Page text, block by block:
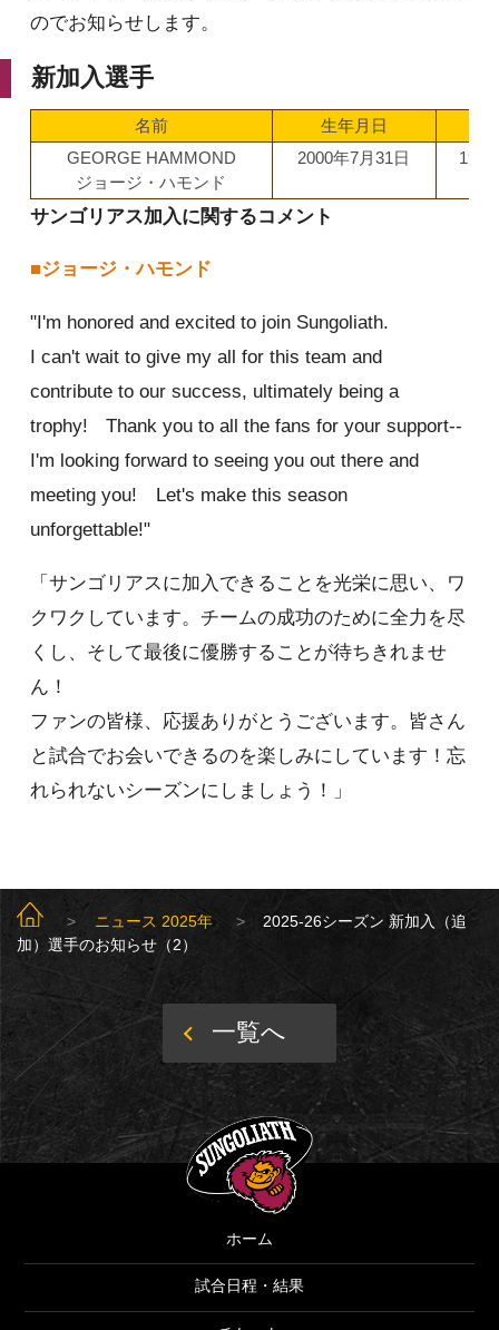
SUNGOLIATH TOP
ニュース 2025年
2025-26シーズン 新加入（追
加）選手のお知らせ（2）
のでお知らせします。
新加入選手
名前 生年月日
GEORGE HAMMOND
ジョージ・ハモンド
2000年7月31日
サンゴリアス加入に関するコメント
■ジョージ・ハモンド
"I'm honored and excited to join Sungoliath.
I can't wait to give my all for this team and
contribute to our success, ultimately being a
trophy! Thank you to all the fans for your support--
I'm looking forward to seeing you out there and
meeting you! Let's make this season
unforgettable!"
「サンゴリアスに加入できることを光栄に思い、ワ
クワクしています。チームの成功のために全力を尽
くし、そして最後に優勝することが待ちきれませ
ん！
ファンの皆様、応援ありがとうございます。皆さん
と試合でお会いできるのを楽しみにしています！忘
れられないシーズンにしましょう！」
一覧へ
SUNGOLIATH
ホーム
試合日程・結果